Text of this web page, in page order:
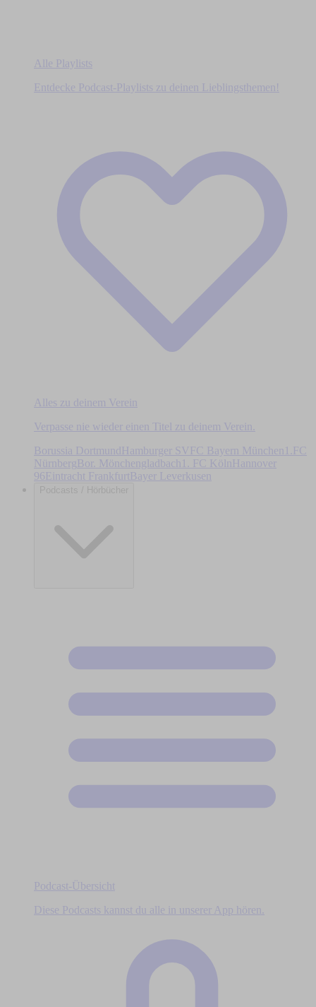
Alle Playlists
Entdecke Podcast-Playlists zu deinen Lieblingsthemen!
Alles zu deinem Verein
Verpasse nie wieder einen Titel zu deinem Verein.
Borussia DortmundHamburger SV FC Bayern München
1.FC
Nürnberg Bor. Mönchengladbach 1. FC Köln
Hannover
96Eintracht Frankfurt Bayer Leverkusen
Podcasts / Hörbücher
Podcast-Übersicht
Diese Podcasts kannst du alle in unserer App hören.